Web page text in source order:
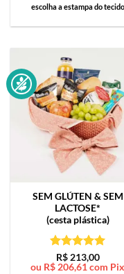
escolha a estampa do tecido
SEM GLÚTEN & SEM
LACTOSE*
(cesta plástica)
Avaliação5
de 5
R$213,00
ou R$ 206,61 com Pix